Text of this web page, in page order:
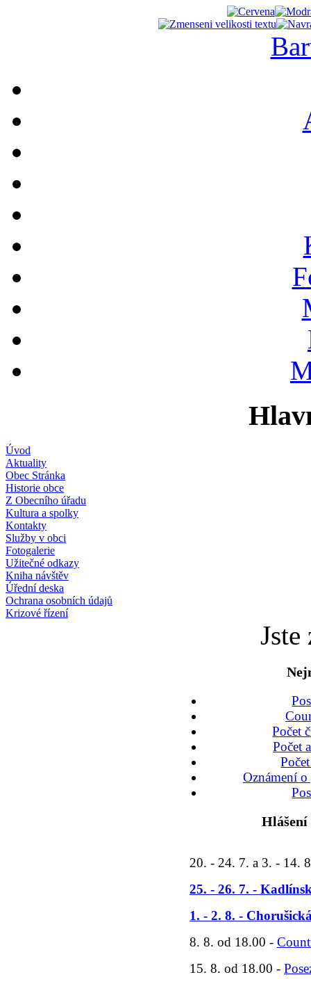
Úvod
Aktuality
Obec Stránka
Historie obce
Z Obecního úřadu
Kultura a spolky
Kontakty
Služby v obci
Fotogalerie
Užitečné odkazy
Kniha návštěv
Úřední deska
Ochrana osobních údajů
Krizové řízení
Počet
Počet
Oznámení
20. - 24. 7. a 3. - 14.
25. - 26. 7. -
1. - 2. 8. -
8. 8. od 18.00 -
15. 8. od 18.00 -